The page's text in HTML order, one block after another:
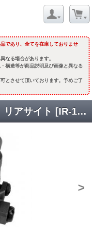
であり、全てを在庫しておりませ
なる場合があります。
構造等が商品説明及び画像と異なる
とさせて頂いております。予めご了
KAC タイプ 600M マイクロ リアサイト [IR-1305-B] [品切中.輸入待ち]
>